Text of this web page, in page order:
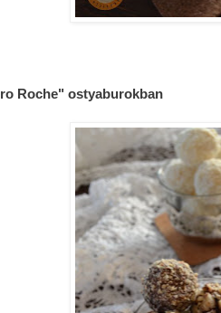
Roche" ostyaburokban